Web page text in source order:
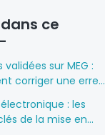
ce
validées sur MEG :
corriger une erreur
: les
de la mise en